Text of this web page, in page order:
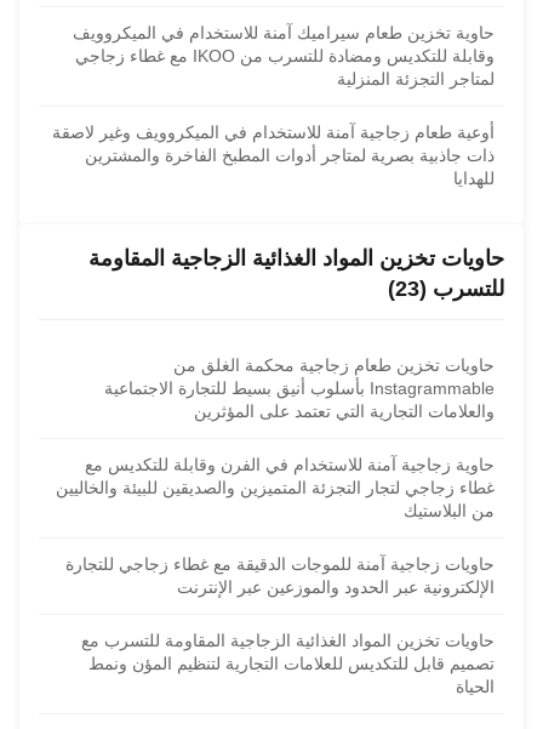
حاوية تخزين طعام سيراميك آمنة للاستخدام في الميكروويف
وقابلة للتكديس ومضادة للتسرب من IKOO مع غطاء زجاجي
لمتاجر التجزئة المنزلية
أوعية طعام زجاجية آمنة للاستخدام في الميكروويف وغير لاصقة
ذات جاذبية بصرية لمتاجر أدوات المطبخ الفاخرة والمشترين
للهدايا
حاويات تخزين المواد الغذائية الزجاجية المقاومة
للتسرب (23)
حاويات تخزين طعام زجاجية محكمة الغلق من
Instagrammable بأسلوب أنيق بسيط للتجارة الاجتماعية
والعلامات التجارية التي تعتمد على المؤثرين
حاوية زجاجية آمنة للاستخدام في الفرن وقابلة للتكديس مع
غطاء زجاجي لتجار التجزئة المتميزين والصديقين للبيئة والخاليين
من البلاستيك
حاويات زجاجية آمنة للموجات الدقيقة مع غطاء زجاجي للتجارة
الإلكترونية عبر الحدود والموزعين عبر الإنترنت
حاويات تخزين المواد الغذائية الزجاجية المقاومة للتسرب مع
تصميم قابل للتكديس للعلامات التجارية لتنظيم المؤن ونمط
الحياة